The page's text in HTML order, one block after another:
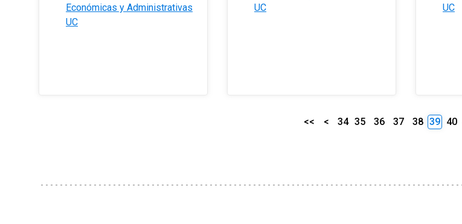
Económicas y Administrativas
UC
UC
UC
<< < 34 35 36 37 38 39 40